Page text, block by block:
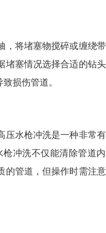
，将堵塞物搅碎或缠绕
堵塞情况选择合适的钻
损伤管道。
压水枪冲洗是一种非常
冲洗不仅能清除管道
的管道，但操作时需注